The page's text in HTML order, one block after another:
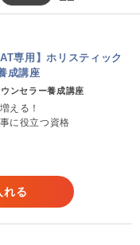
専用】ホリスティック
成講座
ンセラー養成講座
える！
に役立つ資格
れる